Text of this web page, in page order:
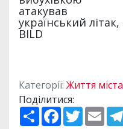
Категорії: Життя міста
Поділитися:
П
о
F
a
T
w
E
m